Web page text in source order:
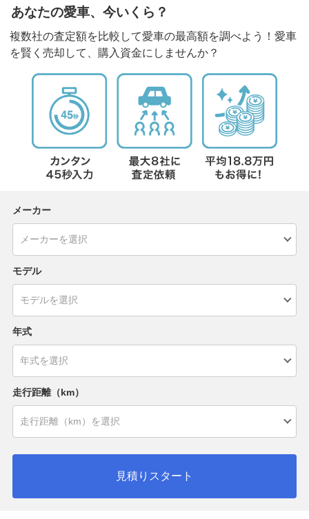
あなたの愛車、今いくら？
複数社の査定額を比較して愛車の最高額を調べよう！愛車
を賢く売却して、購入資金にしませんか？
メーカー
モデル
年式
走行距離（km）
見積りスタート